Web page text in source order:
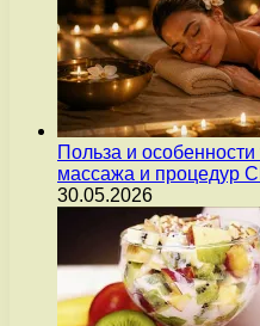
Польза и особенности
массажа и процедур
30.05.2026